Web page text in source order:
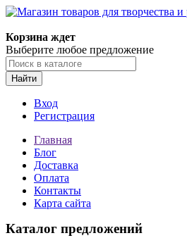
Корзина ждет
Выберите любое предложение
Найти
Вход
Регистрация
Главная
Блог
Доставка
Оплата
Контакты
Карта сайта
Каталог предложений